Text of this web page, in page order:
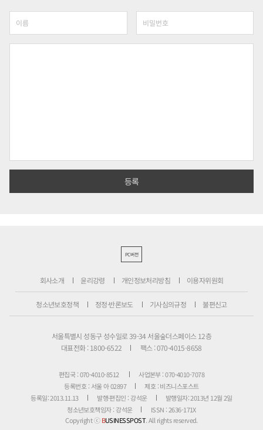
PC버전
회사소개 윤리강령 개인정보처리방침 이용자위원회
청소년보호정책 정정·반론보도 기사심의규정 불편신고
서울특별시 성동구 성수일로 39-34 서울숲더스페이스 12층
대표전화 : 1800-6522
팩스 : 070-4015-8658
편집국 : 070-4010-8512
사업본부 : 070-4010-7078
등록번호 : 서울 아 02897
제호 : 비즈니스포스트
등록일: 2013.11.13
발행·편집인 : 강석운
발행일자: 2013년 12월 2일
청소년보호책임자 : 강석운
ISSN : 2636-171X
Copyright ⓒBUSINESSPOST. All rights reserved.